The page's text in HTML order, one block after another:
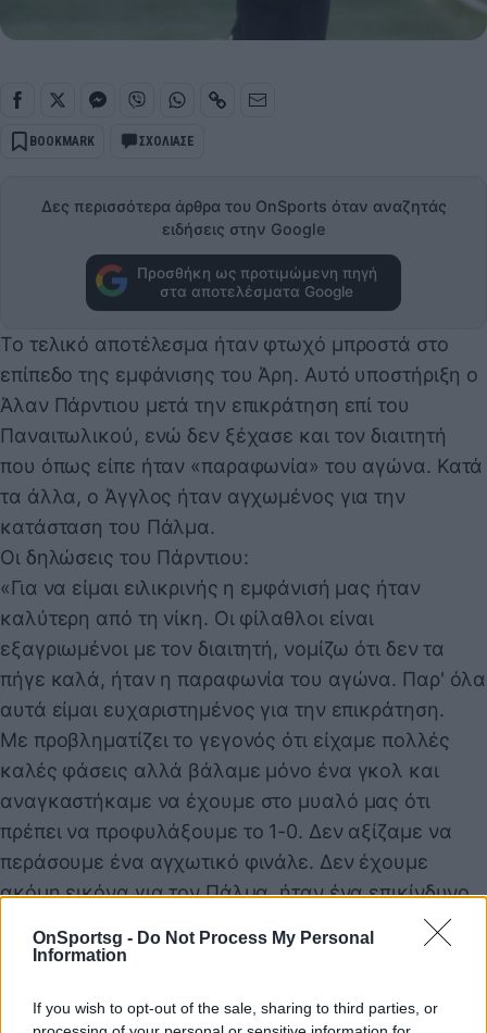
OnSportsg - Do Not Process My Personal
Information
If you wish to opt-out of the sale, sharing to third parties, or
BOOKMARK ΣΧΟΛΙΑΣΕ
Δες περισσότερα άρθρα του OnSports όταν αναζητάς
ειδήσεις στην Google
Προσθήκη ως προτιμώμενη πηγή
στα αποτελέσματα Google
Το τελικό αποτέλεσμα ήταν φτωχό μπροστά στο
επίπεδο της εμφάνισης του Άρη. Αυτό υποστήριξη ο
Άλαν Πάρντιου μετά την επικράτηση επί του
Παναιτωλικού, ενώ δεν ξέχασε και τον διαιτητή
που όπως είπε ήταν «παραφωνία» του αγώνα. Κατά
τα άλλα, ο Άγγλος ήταν αγχωμένος για την
κατάσταση του Πάλμα.
Οι δηλώσεις του Πάρντιου:
«Για να είμαι ειλικρινής η εμφάνισή μας ήταν
καλύτερη από τη νίκη. Οι φίλαθλοι είναι
εξαγριωμένοι με τον διαιτητή, νομίζω ότι δεν τα
πήγε καλά, ήταν η παραφωνία του αγώνα. Παρ' όλα
αυτά είμαι ευχαριστημένος για την επικράτηση.
Με προβληματίζει το γεγονός ότι είχαμε πολλές
καλές φάσεις αλλά βάλαμε μόνο ένα γκολ και
αναγκαστήκαμε να έχουμε στο μυαλό μας ότι
πρέπει να προφυλάξουμε το 1-0. Δεν αξίζαμε να
περάσουμε ένα αγχωτικό φινάλε. Δεν έχουμε
ακόμη εικόνα για τον Πάλμα, ήταν ένα επικίνδυνο
μαρκάρισμα πάνω του, είναι πολύτιμος για εμάς και
δεν θέλω να σκέφτομαι ότι θα τον χάσουμε».